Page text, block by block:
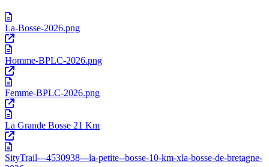
La-Bosse-2026.png
Homme-BPLC-2026.png
Femme-BPLC-2026.png
La Grande Bosse 21 Km
SityTrail---4530938---la-petite--bosse-10-km-xla-bosse-de-bretagne-